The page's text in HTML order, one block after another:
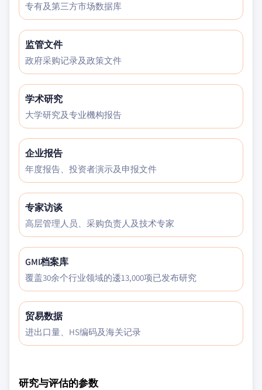
专有及第三方市场数据库
监管文件
政府采购记录及政策文件
学术研究
大学研究及专业機构报告
企业报告
年度报告、投资者演示及申报文件
专家访谈
高层管理人员、采购负责人及技术专家
GMI档案库
覆盖30余个行业领域的逶13,000项已发布研究
贸易数据
进出口量、HS编码及海关记录
研究与评估的参数